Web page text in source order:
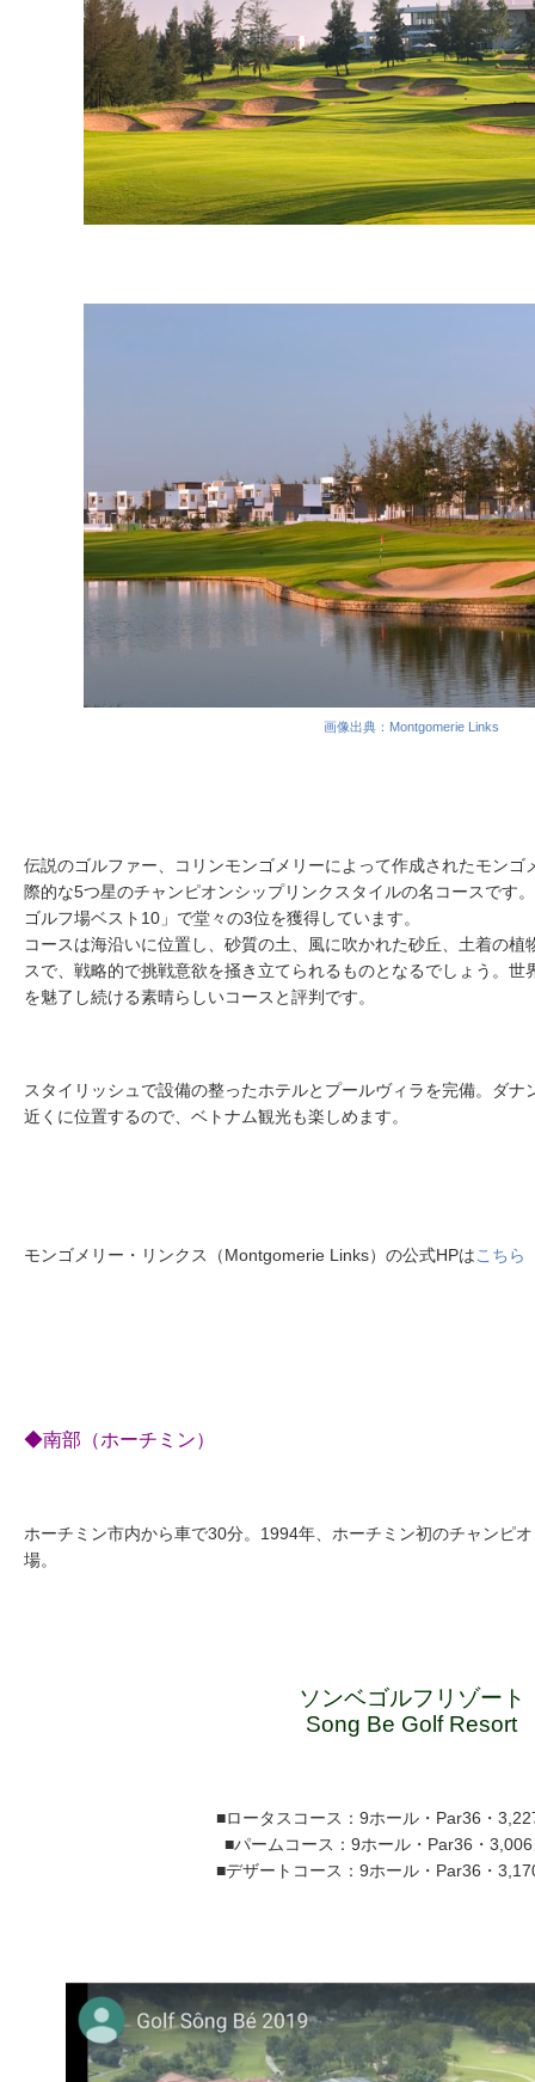
画像出典：Montgomerie Links
伝説のゴルファー、コリンモンゴメリーによって作成されたモンゴ
際的な5つ星のチャンピオンシップリンクスタイルの名コースです
ゴルフ場ベスト10」で堂々の3位を獲得しています。
コースは海沿いに位置し、砂質の土、風に吹かれた砂丘、土着の
スで、戦略的で挑戦意欲を掻き立てられるものとなるでしょう。
を魅了し続ける素晴らしいコースと評判です。
スタイリッシュで設備の整ったホテルとプールヴィラを完備。ダ
近くに位置するので、ベトナム観光も楽しめます。
モンゴメリー・リンクス（Montgomerie Links）の公式HPはこちら
◆南部（ホーチミン）
ホーチミン市内から車で30分。1994年、ホーチミン初のチャンピ
場。
ソンベゴルフリゾート
Song Be Golf Resort
■ロータスコース：9ホール・Par36・
■パームコース：9ホール・Par36・
■デザートコース：9ホール・Par36・